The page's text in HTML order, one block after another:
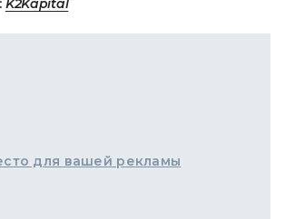
K2Kapital
для вашей рекламы